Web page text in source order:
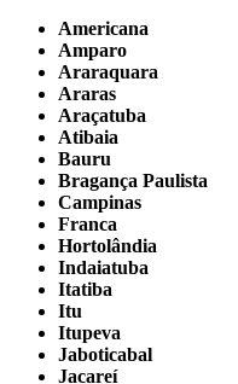
Americana
Amparo
Araraquara
Araras
Araçatuba
Atibaia
Bauru
Bragança Paulista
Campinas
Franca
Hortolândia
Indaiatuba
Itatiba
Itu
Itupeva
Jaboticabal
Jacareí